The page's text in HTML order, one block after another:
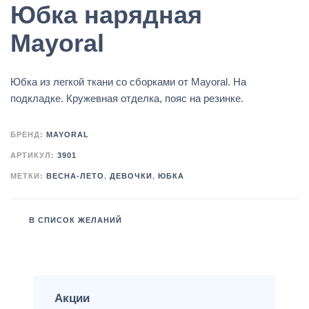
Юбка нарядная
Mayoral
Юбка из легкой ткани со сборками от Mayoral. На
подкладке. Кружевная отделка, пояс на резинке.
БРЕНД: MAYORAL
АРТИКУЛ: 3901
МЕТКИ: ВЕСНА-ЛЕТО, ДЕВОЧКИ , ЮБКА
В СПИСОК ЖЕЛАНИЙ
Акции